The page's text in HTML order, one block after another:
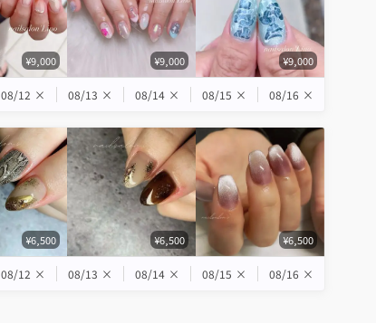
¥9,000 ¥9,000 ¥9,000
08/12 × 08/13 × 08/14 × 08/15 × 08/16 ×
¥6,500 ¥6,500 ¥6,500
08/12 × 08/13 × 08/14 × 08/15 × 08/16 ×